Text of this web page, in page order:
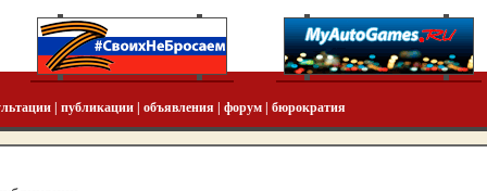
публикации объявления форум бюрократия